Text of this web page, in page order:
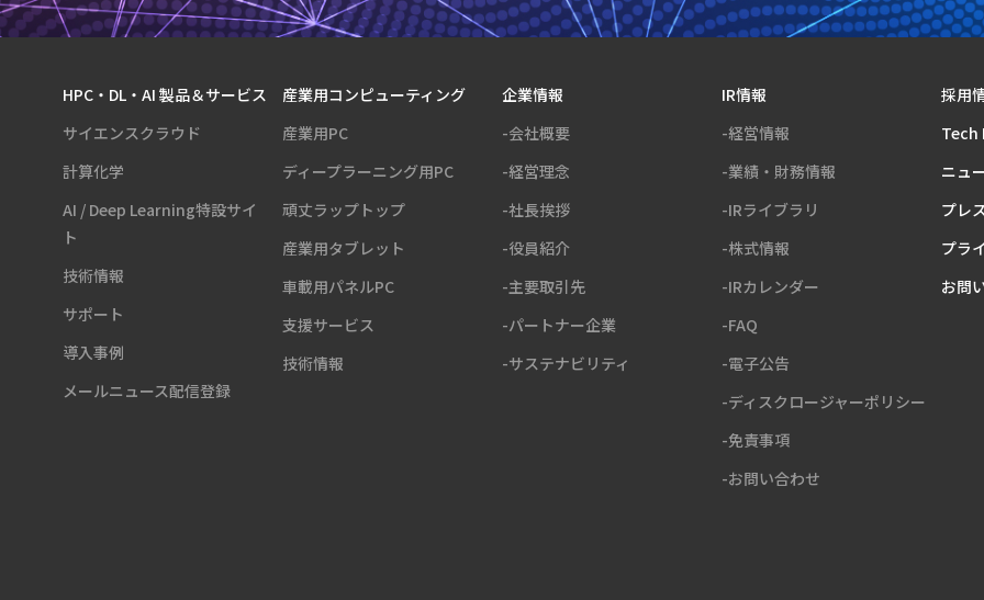
HPC・DL・AI 製品＆サービス
サイエンスクラウド
計算化学
AI / Deep Learning特設サイ
ト
技術情報
サポート
導入事例
メールニュース配信登録
産業用コンピューティング
産業用PC
ディープラーニング用PC
頑丈ラップトップ
産業用タブレット
車載用パネルPC
支援サービス
技術情報
企業情報
-会社概要
-経営理念
-社長挨拶
-役員紹介
-主要取引先
-パートナー企業
-サステナビリティ
IR情報
-経営情報
-業績・財務情報
-IRライブラリ
-株式情報
-IRカレンダー
-FAQ
-電子公告
-ディスクロージャーポリシー
-免責事項
-お問い合わせ
採用
Tech
ニュ
プレ
プラ
お問